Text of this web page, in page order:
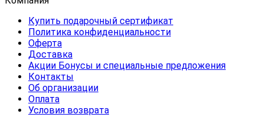
Купить подарочный сертификат
Политика конфиденциальности
Оферта
Доставка
Акции Бонусы и специальные предложения
Контакты
Об организации
Оплата
Условия возврата